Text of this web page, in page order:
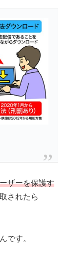
ザーを保護す
されたら
です。